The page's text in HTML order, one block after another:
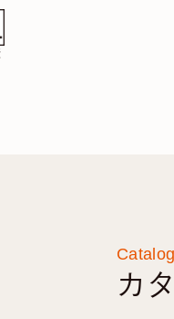
なたのオリジナリティを
Catalog
カ